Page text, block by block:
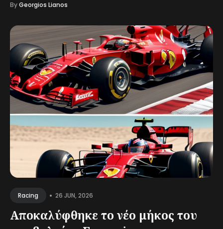
ByGeorgios Lianos
Racing • 26 JUN, 2026
Αποκαλύφθηκε το νέο μήκος του